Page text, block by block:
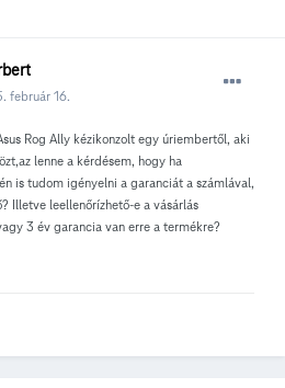
február 16.
Rog Ally kézikonzolt egy úriembertől, aki
lenne a kérdésem, hogy ha
is tudom igényelni a garanciát a számlával,
Illetve leellenőrízhető-e a vásárlás
3 év garancia van erre a termékre?